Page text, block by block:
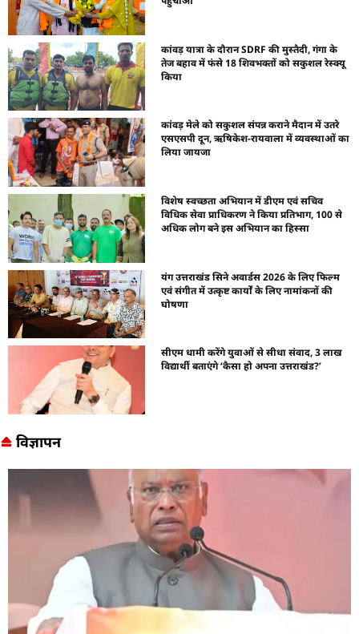
कांवड़ यात्रा के दौरान SDRF की मुस्तैदी, गंगा के
तेज बहाव में फंसे 18 शिवभक्तों को सकुशल रेस्क्यू
किया
कांवड़ मेले को सकुशल संपन्न कराने मैदान में उतरे
एसएसपी दून, ऋषिकेश-रायवाला में व्यवस्थाओं का
लिया जायजा
विशेष स्वच्छता अभियान में डीएम एवं सचिव
विधिक सेवा प्राधिकरण ने किया प्रतिभाग, 100 से
अधिक लोग बने इस अभियान का हिस्सा
यंग उत्तराखंड सिने अवार्डस 2026 के लिए फिल्म
एवं संगीत में उत्कृष्ट कार्यों के लिए नामांकनों की
घोषणा
सीएम धामी करेंगे युवाओं से सीधा संवाद, 3 लाख
विद्यार्थी बताएंगे ‘कैसा हो अपना उत्तराखंड?’
विज्ञापन